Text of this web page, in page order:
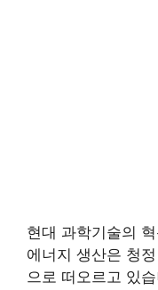
현대 과학기술의
에너지 생산은 청
으로 떠오르고 있